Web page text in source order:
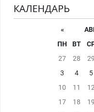
КАЛЕНДАРЬ
«
ПН
ВТ
27
28 29
3
4 5
10
11
17
18 19